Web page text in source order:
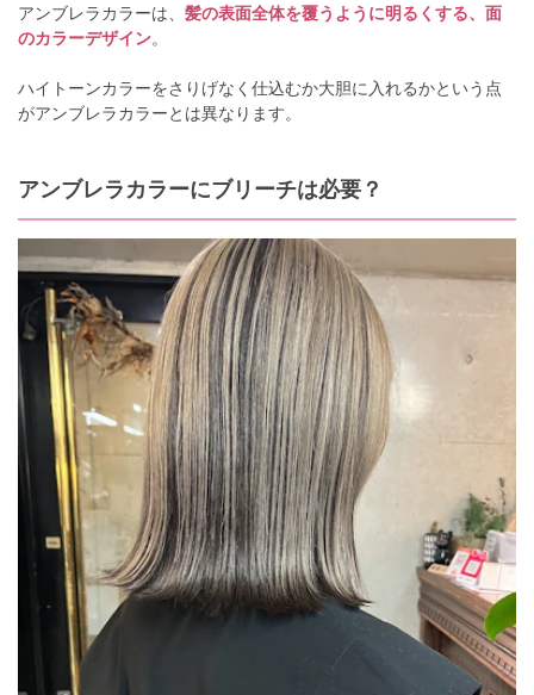
アンブレラカラーは、 髪の表面全体を覆うように明るくする、面
のカラーデザイン。
ハイトーンカラーをさりげなく仕込むか大胆に入れるかという点
がアンブレラカラーとは異なります。
アンブレラカラーにブリーチは必要？